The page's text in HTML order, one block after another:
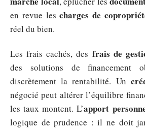
en revue lescharges de
réel du bien.
Les frais cachés, des frais de
des solutions de financement
discrètement la rentabilité. Un
négocié peut altérer l’équilibre
les taux montent. L’apport
logique de prudence : il ne doit